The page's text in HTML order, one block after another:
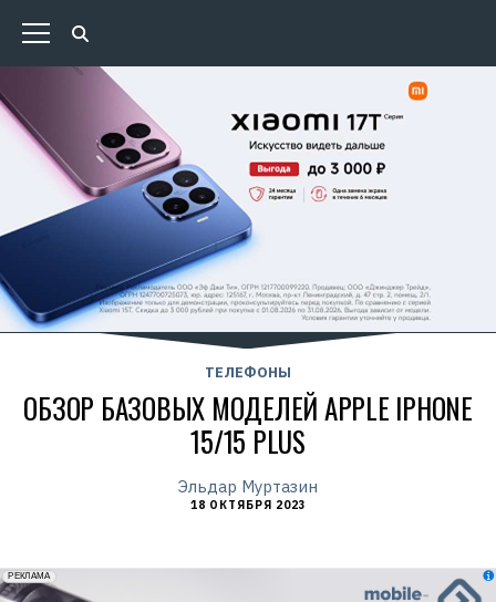
ТЕЛЕФОНЫ
ОБЗОР БАЗОВЫХ МОДЕЛЕЙ APPLE IPHONE
15/15 PLUS
Эльдар Муртазин
18 ОКТЯБРЯ 2023
erid: 2VfnxxmNzs5
РЕКЛАМА